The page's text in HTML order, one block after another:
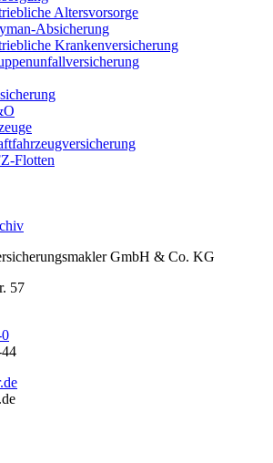
Altersvorsorge
Absicherung
Krankenversicherung
Flotten
GmbH & Co. KG
57